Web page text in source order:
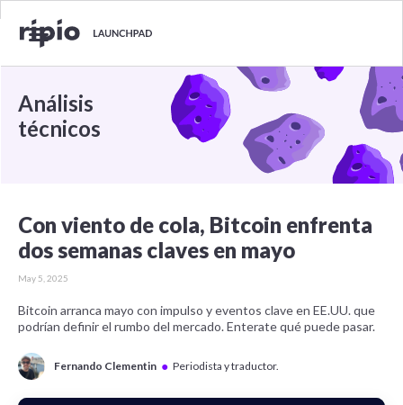
Análisis
técnicos
Con viento de cola, Bitcoin enfrenta
dos semanas claves en mayo
May 5, 2025
Bitcoin arranca mayo con impulso y eventos clave en EE.UU. que
podrían definir el rumbo del mercado. Enterate qué puede pasar.
Fernando Clementin ● Periodista y traductor.